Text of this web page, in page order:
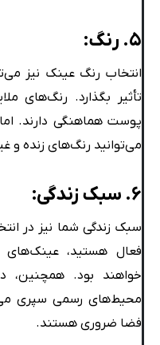
۵. رنگ:
انتخاب رنگ عینک نیز
تأثیر بگذارد. رنگ‌های
پوست هماهنگی دارند.
می‌توانید رنگ‌های زنده و
۶. سبک زندگی:
سبک زندگی شما نیز در
فعال هستید،
خواهند بود. همچنین،
محیط‌های رسمی سپری
فضا ضروری هستند.